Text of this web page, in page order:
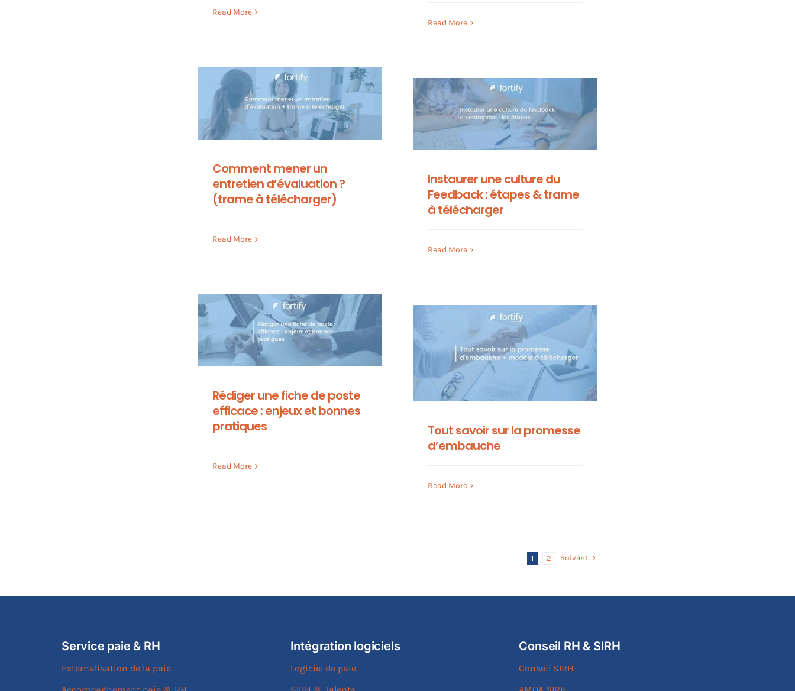
Read More
Read More
Comment mener un
entretien d’évaluation ?
(trame à télécharger)
Read More
Instaurer une culture du
Feedback : étapes & trame
à télécharger
Read More
Rédiger une fiche de poste
efficace : enjeux et bonnes
pratiques
Read More
Tout savoir sur la promesse
d’embauche
Read More
1 2 Suivant
Service paie & RH
Externalisation de la paie
Intégration logiciels
Logiciel de paie
Conseil RH & SIRH
Conseil SIRH